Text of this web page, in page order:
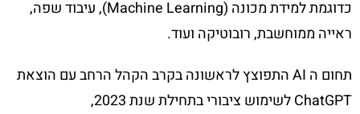
כדוגמת למידת מכונה (Machine Learning), עיבוד שפה,
ראייה ממוחשבת, רובוטיקה ועוד.
תחום ה AI התפוצץ לראשונה בקרב הקהל הרחב עם הוצאת
ChatGPT לשימוש ציבורי בתחילת שנת 2023,